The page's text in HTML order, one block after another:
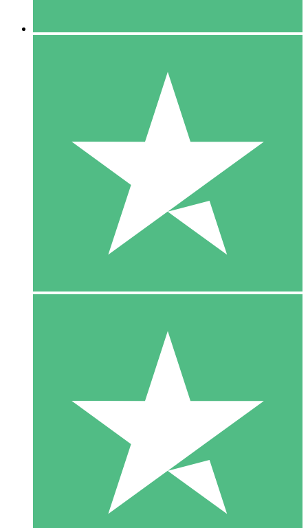
10 Téléchargements
20 00